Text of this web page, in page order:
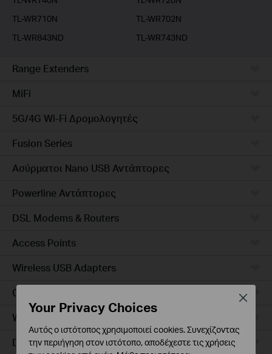
TL-WR710N
TL-WR702N
TL-WR843ND
TL-WR743ND
Range Extenders
MiFi
5G/4G Wi-Fi Δρομολογητές
Fusion Series
Ασύρματοι Nano USB Αντάπτορες
Powerline Αντάπτορες
DSL Modems & Routers
Access Points
Wireless USB Adapters
Ceiling Mount
Wall Plate
Desktop
Your Privacy Choices
Αυτός ο ιστότοπος χρησιμοποιεί cookies. Συνεχίζοντας
την περιήγηση στον ιστότοπο, αποδέχεστε τις χρήσεις
Close